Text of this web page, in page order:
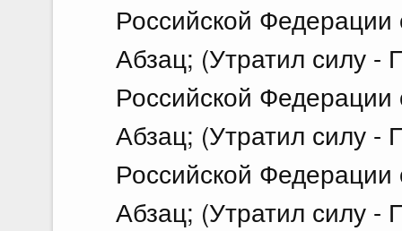
Российской
Абзац; (Утратил силу -
Российской
Абзац; (Утратил силу -
Российской
Абзац; (Утратил силу -